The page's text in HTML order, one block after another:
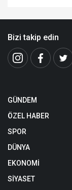
Bizi takip edin
GÜNDEM
ÖZEL HABER
SPOR
DÜNYA
EKONOMİ
SİYASET